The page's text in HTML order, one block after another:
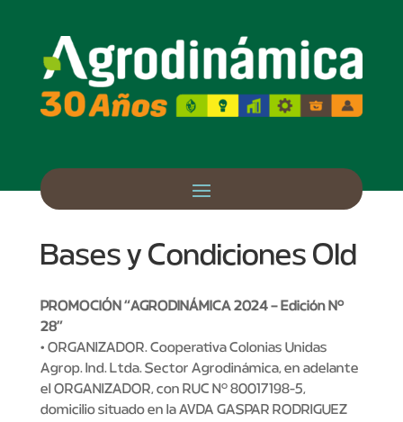
Bases y Condiciones Old
PROMOCIÓN “AGRODINÁMICA 2024 – Edición N°
28”
• ORGANIZADOR. Cooperativa Colonias Unidas
Agrop. Ind. Ltda. Sector Agrodinámica, en adelante
el ORGANIZADOR, con RUC N° 80017198-5,
domicilio situado en la AVDA GASPAR RODRIGUEZ